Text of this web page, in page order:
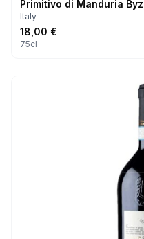
Primitivo di Manduria
Italy
18,00 €
75cl